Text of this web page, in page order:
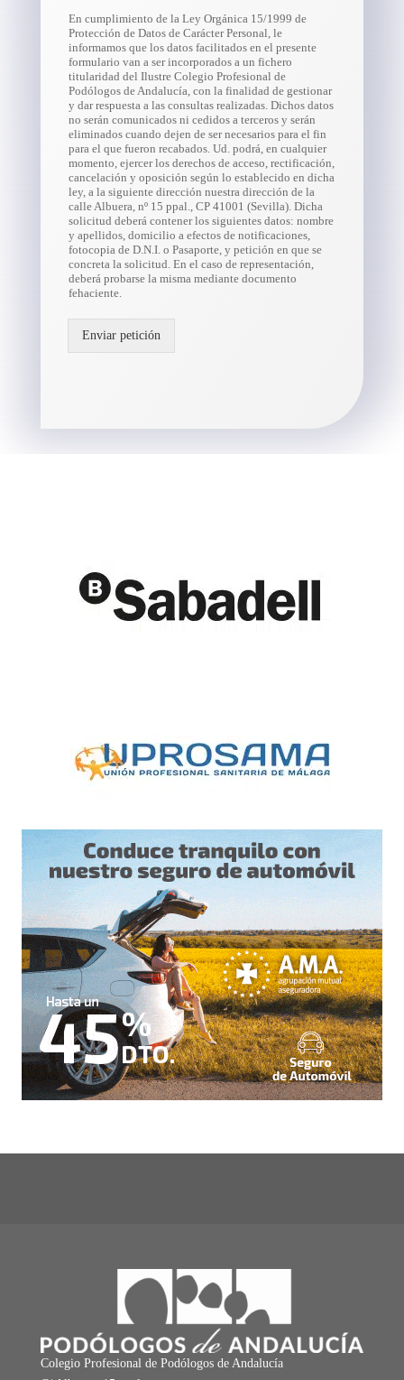
En cumplimiento de la Ley Orgánica 15/1999 de
Protección de Datos de Carácter Personal, le
informamos que los datos facilitados en el presente
formulario van a ser incorporados a un fichero
titularidad del Ilustre Colegio Profesional de
Podólogos de Andalucía, con la finalidad de gestionar
y dar respuesta a las consultas realizadas. Dichos datos
no serán comunicados ni cedidos a terceros y serán
eliminados cuando dejen de ser necesarios para el fin
para el que fueron recabados. Ud. podrá, en cualquier
momento, ejercer los derechos de acceso, rectificación,
cancelación y oposición según lo establecido en dicha
ley, a la siguiente dirección nuestra dirección de la
calle Albuera, nº 15 ppal., CP 41001 (Sevilla). Dicha
solicitud deberá contener los siguientes datos: nombre
y apellidos, domicilio a efectos de notificaciones,
fotocopia de D.N.I. o Pasaporte, y petición en que se
concreta la solicitud. En el caso de representación,
deberá probarse la misma mediante documento
fehaciente.
Enviar petición
Colegio Profesional de Podólogos de Andalucía